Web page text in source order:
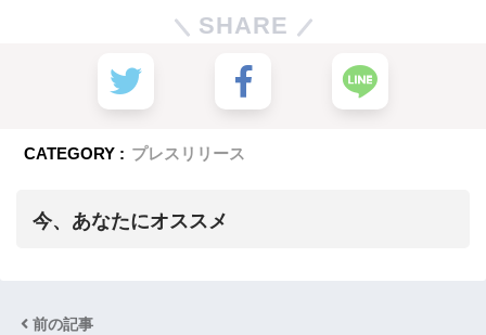
SHARE
CATEGORY : プレスリリース
今、あなたにオススメ
前の記事